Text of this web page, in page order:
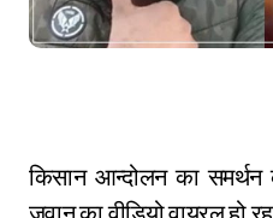
किसान आन्दोलन का